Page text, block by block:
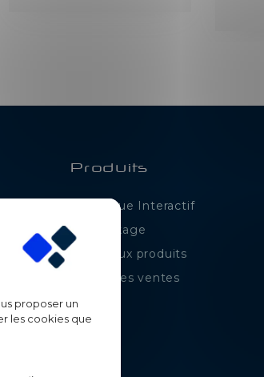
Produits
Catalogue Interactif
Déstockage
Nouveaux produits
Meilleures ventes
proposer un
les cookies que